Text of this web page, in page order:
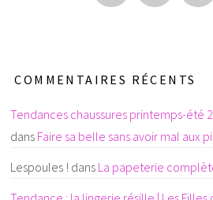
COMMENTAIRES RÉCENTS
Tendances chaussures printemps-été
dans Faire sa belle sans avoir mal aux
Lespoules ! dans La papeterie